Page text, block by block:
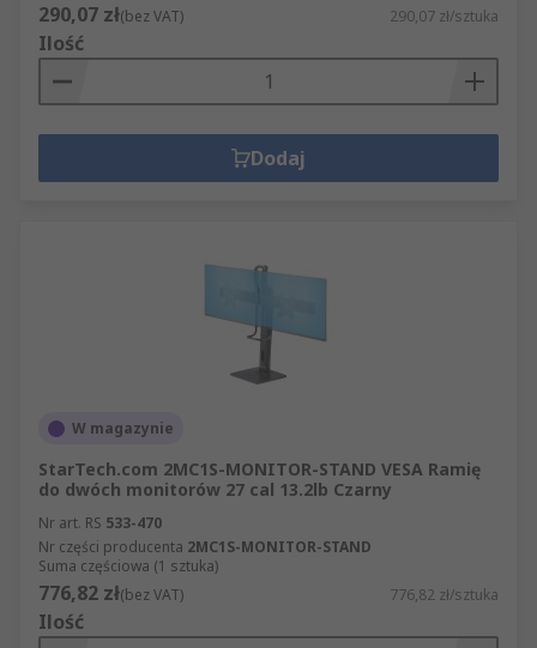
290,07 zł(bez VAT) 290,07 zł/sztuka
Ilość
Dodaj
W magazynie
StarTech.com 2MC1S-MONITOR-STAND VESA Ramię
do dwóch monitorów 27 cal 13.2lb Czarny
Nr art. RS 533-470
Nr części producenta 2MC1S-MONITOR-STAND
Suma częściowa (1 sztuka)
776,82 zł(bez VAT) 776,82 zł/sztuka
Ilość